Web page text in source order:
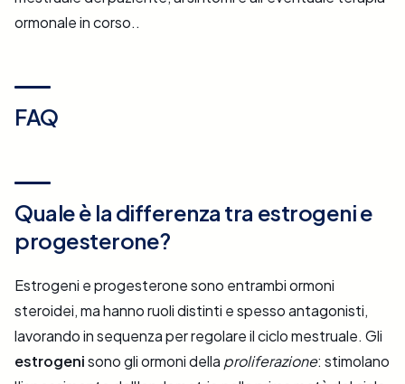
ormonale in corso..
FAQ
Quale è la differenza tra estrogeni e
progesterone?
Estrogeni e progesterone sono entrambi ormoni
steroidei, ma hanno ruoli distinti e spesso antagonisti,
lavorando in sequenza per regolare il ciclo mestruale. Gli
estrogenisono gli ormoni della proliferazione: stimolano